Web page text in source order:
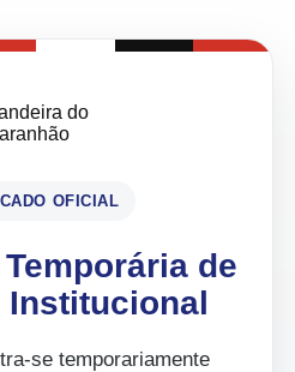
OFICIAL
de
Institucional
se temporariamente